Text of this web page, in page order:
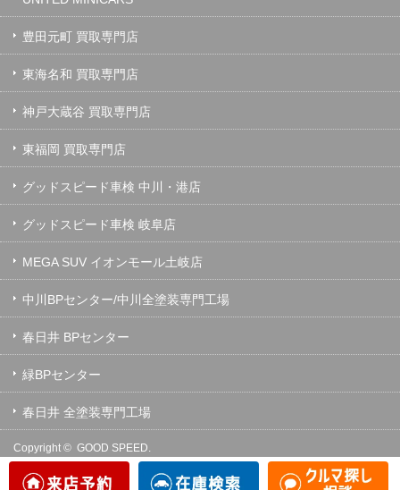
豊田元町 買取専門店
東海名和 買取専門店
神戸大蔵谷 買取専門店
東福岡 買取専門店
グッドスピード車検 中川・港店
グッドスピード車検 岐阜店
MEGA SUV イオンモール土岐店
中川BPセンター/中川全塗装専門工場
春日井 BPセンター
緑BPセンター
春日井 全塗装専門工場
Copyright © GOOD SPEED.